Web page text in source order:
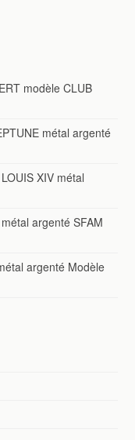
modèle CLUB
métal argenté
XIV métal
argenté SFAM
argenté Modèle